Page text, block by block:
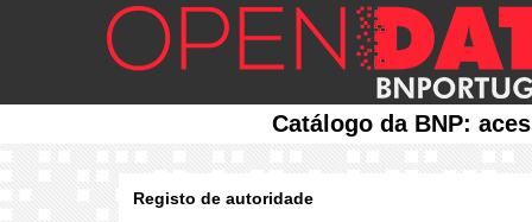
Catálogo da BNP:
Registo de autoridade